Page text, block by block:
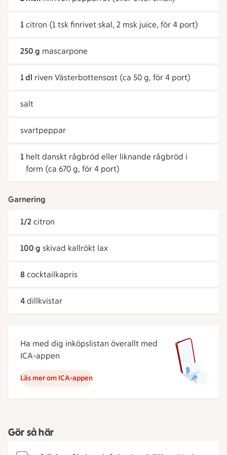
1 citron (1 tsk finrivet skal, 2 msk juice, för 4 port)
250 g mascarpone
1 dl riven Västerbottensost (ca 50 g, för 4 port)
salt
svartpeppar
1 helt danskt rågbröd eller liknande rågbröd i
form (ca 670 g, för 4 port)
Garnering
1/2 citron
100 g skivad kallrökt lax
8 cocktailkapris
4 dillkvistar
Ha med dig inköpslistan överallt med
ICA-appen
Läs mer om ICA-appen
Gör så här